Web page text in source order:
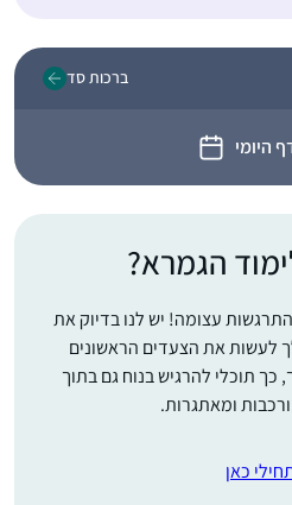
היומי
ברכות סד
הגמרא?
עצומה! יש לנו בדיוק את
לעשות את הצעדים הראשונים
תוכלי להרגיש בנוח גם בתוך
ומאתגרות.
כאן